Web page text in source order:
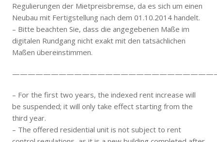
Regulierungen der Mietpreisbremse, da es sich um einen
Neubau mit Fertigstellung nach dem 01.10.2014 handelt.
– Bitte beachten Sie, dass die angegebenen Maße im
digitalen Rundgang nicht exakt mit den tatsächlichen
Maßen übereinstimmen.
– For the first two years, the indexed rent increase will
be suspended; it will only take effect starting from the
third year.
– The offered residential unit is not subject to rent